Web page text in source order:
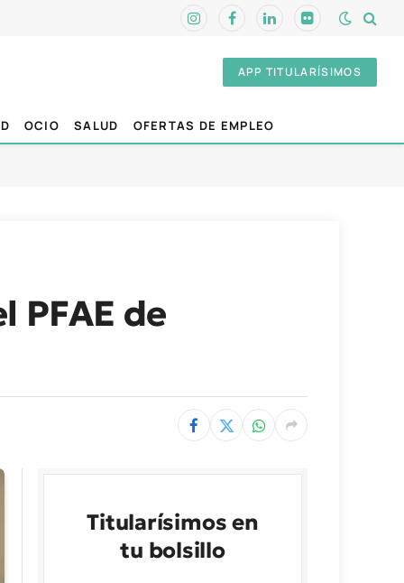
InstagramFacebookLinkedInFlickr
APP TITULARÍSIMOS
OCIO SALUD OFERTAS DE EMPLEO
PFAE de
Titularísimos en
tu bolsillo